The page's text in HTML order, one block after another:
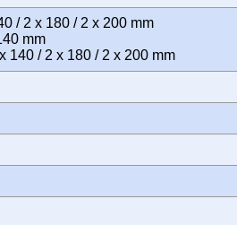
/ 2 x 180 / 2 x 200 mm
mm
140 / 2 x 180 / 2 x 200 mm